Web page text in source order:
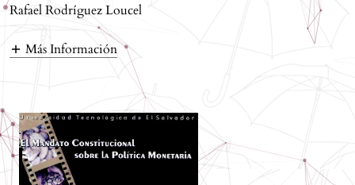
Rafael Rodríguez Loucel
Más Información